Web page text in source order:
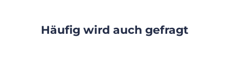
Häufig wird auch gefragt